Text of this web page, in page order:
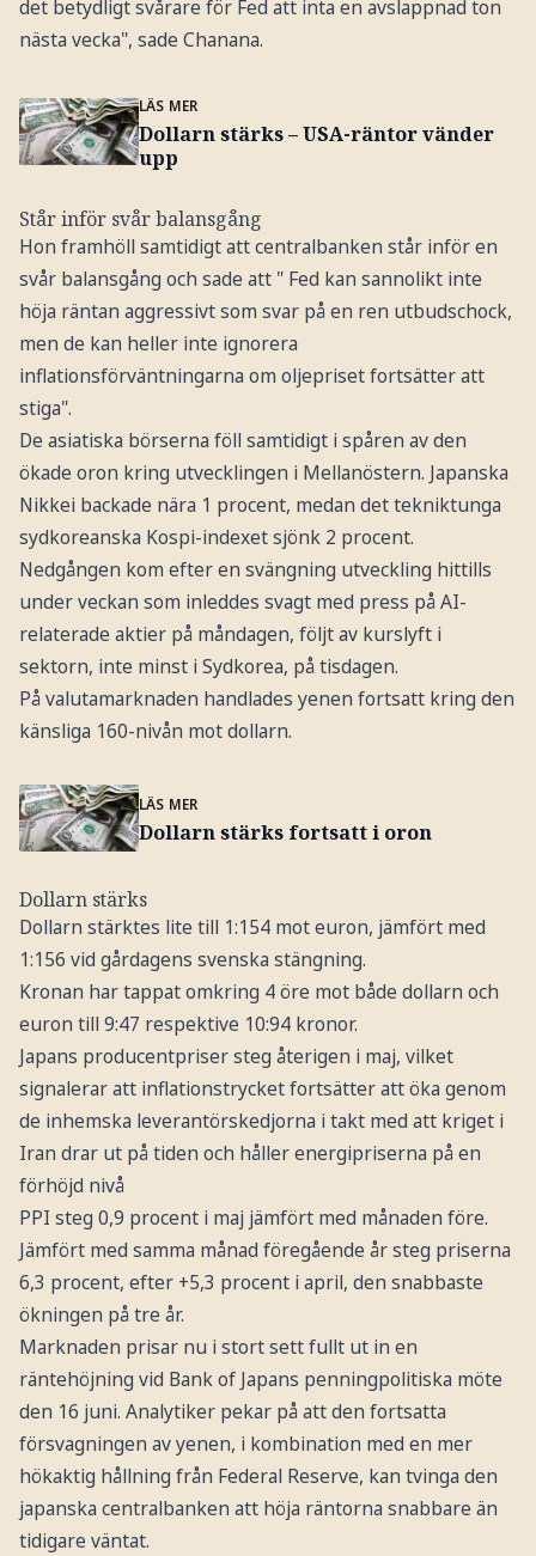
det betydligt svårare för Fed att inta en avslappnad ton
nästa vecka", sade Chanana.
LÄS MER
Dollarn stärks – USA-räntor vänder
upp
Står inför svår balansgång
Hon framhöll samtidigt att centralbanken står inför en
svår balansgång och sade att " Fed kan sannolikt inte
höja räntan aggressivt som svar på en ren utbudschock,
men de kan heller inte ignorera
inflationsförväntningarna om oljepriset fortsätter att
stiga".
De asiatiska börserna föll samtidigt i spåren av den
ökade oron kring utvecklingen i Mellanöstern. Japanska
Nikkei backade nära 1 procent, medan det tekniktunga
sydkoreanska Kospi-indexet sjönk 2 procent.
Nedgången kom efter en svängning utveckling hittills
under veckan som inleddes svagt med press på AI-
relaterade aktier på måndagen, följt av kurslyft i
sektorn, inte minst i Sydkorea, på tisdagen.
På valutamarknaden handlades yenen fortsatt kring den
känsliga 160-nivån mot dollarn.
LÄS MER
Dollarn stärks fortsatt i oron
Dollarn stärks
Dollarn stärktes lite till 1:154 mot euron, jämfört med
1:156 vid gårdagens svenska stängning.
Kronan har tappat omkring 4 öre mot både dollarn och
euron till 9:47 respektive 10:94 kronor.
Japans producentpriser steg återigen i maj, vilket
signalerar att inflationstrycket fortsätter att öka genom
de inhemska leverantörskedjorna i takt med att kriget i
Iran drar ut på tiden och håller energipriserna på en
förhöjd nivå
PPI steg 0,9 procent i maj jämfört med månaden före.
Jämfört med samma månad föregående år steg priserna
6,3 procent, efter +5,3 procent i april, den snabbaste
ökningen på tre år.
Marknaden prisar nu i stort sett fullt ut in en
räntehöjning vid Bank of Japans penningpolitiska möte
den 16 juni. Analytiker pekar på att den fortsatta
försvagningen av yenen, i kombination med en mer
hökaktig hållning från Federal Reserve, kan tvinga den
japanska centralbanken att höja räntorna snabbare än
tidigare väntat.